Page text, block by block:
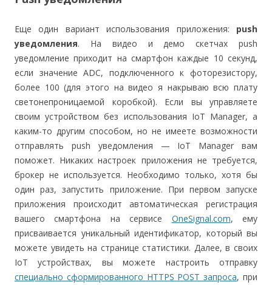
Еще один вариант использования приложения: push
уведомления. На видео и демо скетчах push
уведомление приходит на смартфон каждые 10 секунд,
если значение ADC, подключенного к фоторезистору,
более 100 (для этого на видео я накрываю всю плату
светонепроницаемой коробкой). Если вы управляете
своим устройством без использования IoT Manager, а
каким-то другим способом, но не имеете возможности
отправлять push уведомления — IoT Manager вам
поможет. Никаких настроек приложения не требуется,
брокер не используется. Необходимо только, хотя бы
один раз, запустить приложение. При первом запуске
приложения происходит автоматическая регистрация
вашего смартфона на сервисе OneSignal.com, ему
присваивается уникальный идентификатор, который вы
можете увидеть на странице статистики. Далее, в своих
IoT устройствах, вы можете настроить отправку
специально сформированного HTTPS POST запроса, при